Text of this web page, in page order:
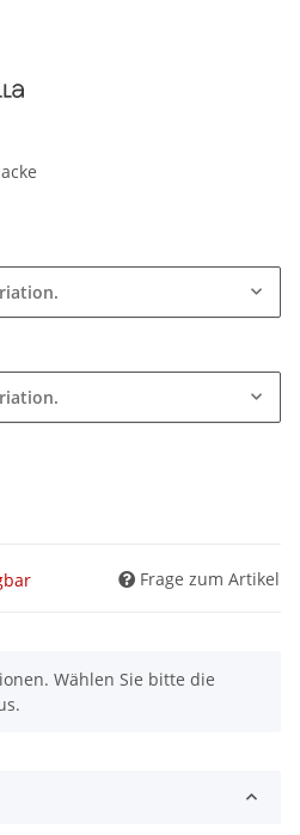
Frage zum Artikel
Wählen Sie bitte die